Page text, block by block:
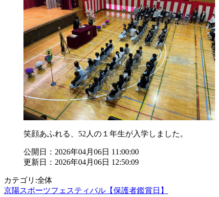
笑顔あふれる、52人の１年生が入学しました。
公開日：2026年04月06日 11:00:00
更新日：2026年04月06日 12:50:09
カテゴリ:全体
京陽スポーツフェスティバル【保護者鑑賞日】